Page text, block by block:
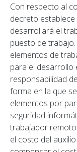
Con respecto al
decreto
desarrollará el
puesto de
elementos de
para el desarrollo
responsabilidad
forma en la que
elementos por
seguridad
trabajador
el costo del